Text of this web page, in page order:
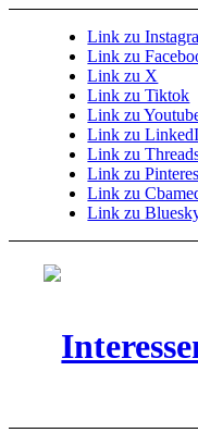
Link zu
Link zu
Link zu X
Link zu Tiktok
Link zu
Link zu
Link zu
Link zu
Link zu
Link zu